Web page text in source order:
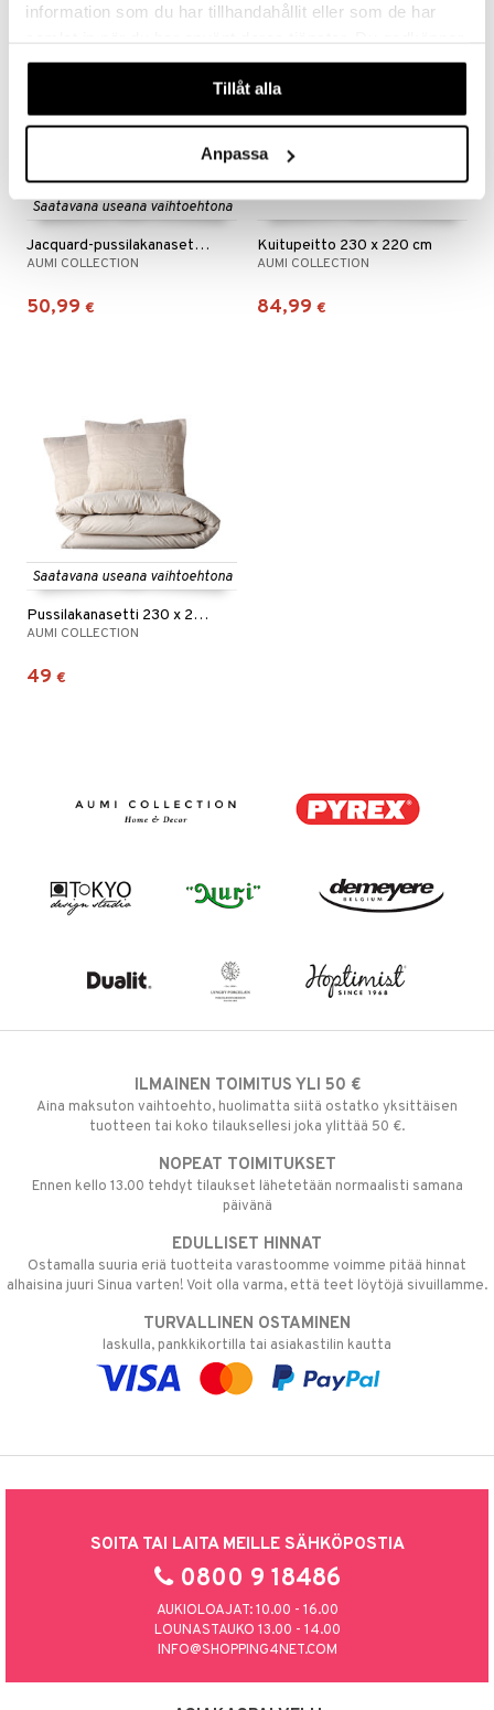
information som du har tillhandahållit eller som de har
våra cookies vid fortsatt användande av vår webbplats.
Tillåt alla
Anpassa
Saatavana useana vaihtoehtona
Jacquard-pussilakanasetti 230 x 220 cm
AUMI COLLECTION
50,99 €
Kuitupeitto 230 x 220 cm
AUMI COLLECTION
84,99 €
Saatavana useana vaihtoehtona
Pussilakanasetti 230 x 220 cm
AUMI COLLECTION
49 €
ILMAINEN TOIMITUS YLI 50 €
Aina maksuton vaihtoehto, huolimatta siitä ostatko yksittäisen
tuotteen tai koko tilauksellesi joka ylittää 50 €.
NOPEAT TOIMITUKSET
Ennen kello 13.00 tehdyt tilaukset lähetetään normaalisti samana
päivänä
EDULLISET HINNAT
Ostamalla suuria eriä tuotteita varastoomme voimme pitää hinnat
alhaisina juuri Sinua varten! Voit olla varma, että teet löytöjä sivuillamme.
TURVALLINEN OSTAMINEN
laskulla, pankkikortilla tai asiakastilin kautta
SOITA TAI LAITA MEILLE SÄHKÖPOSTIA
0800 9 18486
AUKIOLOAJAT: 10.00 - 16.00
LOUNASTAUKO 13.00 - 14.00
INFO@SHOPPING4NET.COM